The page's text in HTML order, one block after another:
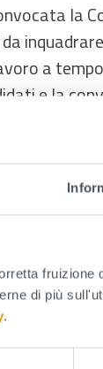
fruizione
di più
.
la
a
e la
Puglia,